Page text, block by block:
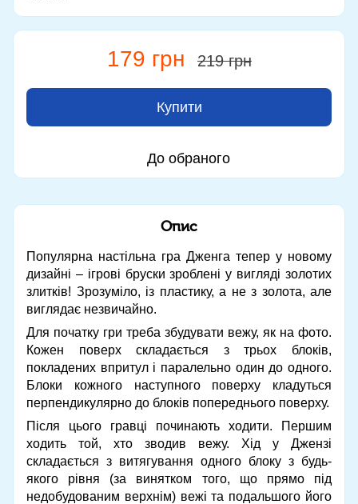
179 грн 219 грн
Купити
До обраного
Опис
Популярна настільна гра Дженга тепер у новому
дизайні – ігрові бруски зроблені у вигляді золотих
злитків! Зрозуміло, із пластику, а не з золота, але
виглядає незвичайно.
Для початку гри треба збудувати вежу, як на фото.
Кожен поверх складається з трьох блоків,
покладених впритул і паралельно один до одного.
Блоки кожного наступного поверху кладуться
перпендикулярно до блоків попереднього поверху.
Після цього гравці починають ходити. Першим
ходить той, хто зводив вежу. Хід у Джензі
складається з витягування одного блоку з будь-
якого рівня (за винятком того, що прямо під
недобудованим верхнім) вежі та подальшого його